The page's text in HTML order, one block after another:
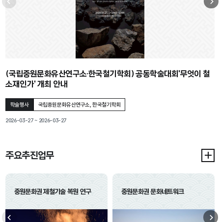
(국립중원문화유산연구소·한국철기학회) 공동학술대회'무엇이 철
소재인가' 개최 안내
학술행사 국립중원문화유산연구소, 한국철기학회
행사기간
2026-03-27 ~ 2026-03-27
이전 다
주요추진업무
중원문화권 제철기술 복원 연구 중원문화권 문화네트워크
주요